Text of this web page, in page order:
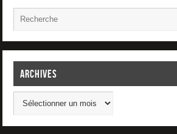
Archives